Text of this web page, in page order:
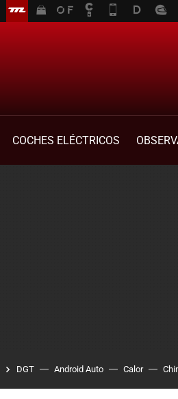
COCHES ELÉCTRICOS
DGT Android Auto Calor